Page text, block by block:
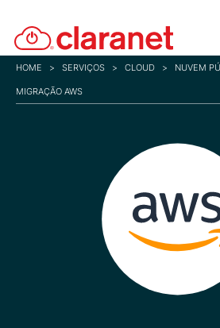
to
main
HOME > SERVIÇOS > CLOUD > NUVEM
MIGRAÇÃO AWS